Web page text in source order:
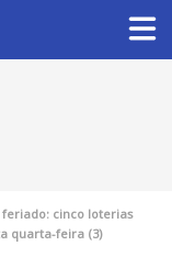
cinco loterias
quarta-feira (3)